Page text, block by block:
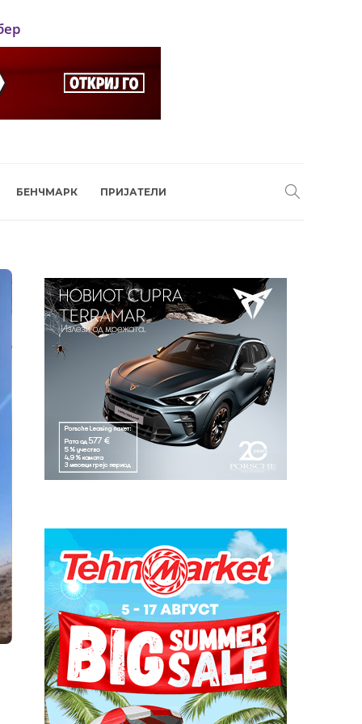
БЕНЧМАРК ПРИЈАТЕЛИ